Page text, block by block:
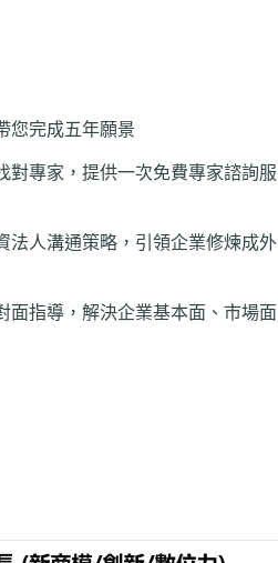
您完成五年願景
對專家，提供一次免費專家諮詢服
法人溝通策略，引領企業修煉成外
面指導，解決企業基本面、市場面